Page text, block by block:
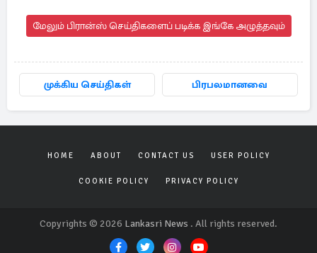
மேலும் பிரான்ஸ் செய்திகளைப் படிக்க இங்கே அழுத்தவும்
முக்கிய செய்திகள் பிரபலமானவை
HOME ABOUT CONTACT US USER POLICY
COOKIE POLICY PRIVACY POLICY
Copyrights © 2026 Lankasri News . All rights reserved.